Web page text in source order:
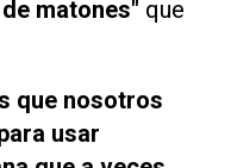
matones" que
que nosotros
usar